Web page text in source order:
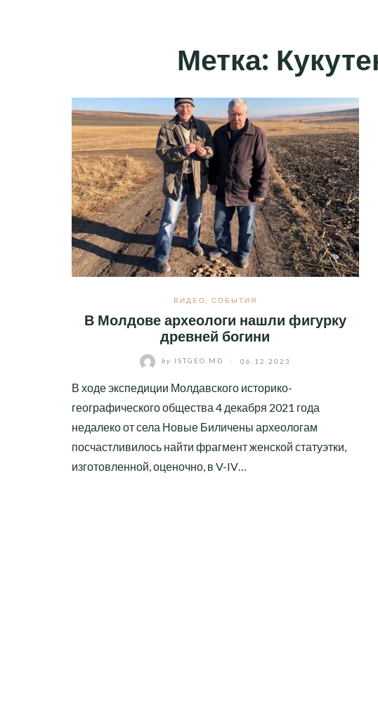
Метка:
ВИДЕО СОБЫТИЯ
В Молдове археологи нашли фигурку
древней богини
by ISTGEO.MD 06.12.2023
В ходе экспедиции Молдавского историко-
географического общества 4 декабря 2021 года
недалеко от села Новые Биличены археологам
посчастливилось найти фрагмент женской статуэтки,
изготовленной, оценочно, в V-IV…